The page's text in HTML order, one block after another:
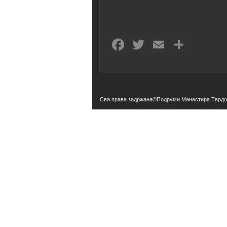
Facebook
TwitterEmail
Сва права задржана©Подруми Манастира